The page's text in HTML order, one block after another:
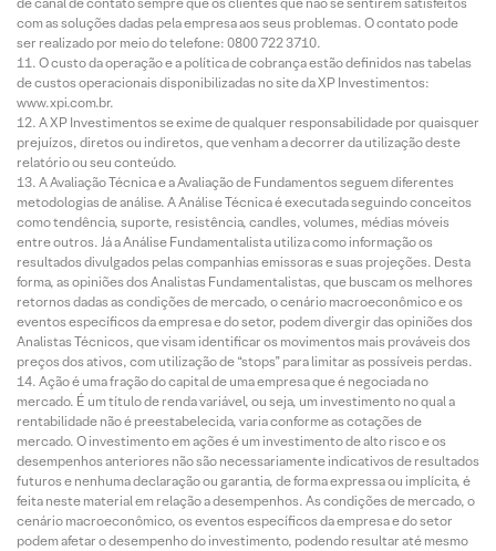
com as soluções dadas pela empresa aos seus problemas. O contato pode
ser realizado por meio do telefone: 0800 722 3710.
O custo da operação e a política de cobrança estão definidos nas tabelas
de custos operacionais disponibilizadas no site da XP Investimentos:
www.xpi.com.br.
A XP Investimentos se exime de qualquer responsabilidade por quaisquer
prejuízos, diretos ou indiretos, que venham a decorrer da utilização deste
relatório ou seu conteúdo.
A Avaliação Técnica e a Avaliação de Fundamentos seguem diferentes
metodologias de análise. A Análise Técnica é executada seguindo conceitos
como tendência, suporte, resistência, candles, volumes, médias móveis
entre outros. Já a Análise Fundamentalista utiliza como informação os
resultados divulgados pelas companhias emissoras e suas projeções. Desta
forma, as opiniões dos Analistas Fundamentalistas, que buscam os melhores
retornos dadas as condições de mercado, o cenário macroeconômico e os
eventos específicos da empresa e do setor, podem divergir das opiniões dos
Analistas Técnicos, que visam identificar os movimentos mais prováveis dos
preços dos ativos, com utilização de “stops” para limitar as possíveis perdas.
Ação é uma fração do capital de uma empresa que é negociada no
mercado. É um título de renda variável, ou seja, um investimento no qual a
rentabilidade não é preestabelecida, varia conforme as cotações de
mercado. O investimento em ações é um investimento de alto risco e os
desempenhos anteriores não são necessariamente indicativos de resultados
futuros e nenhuma declaração ou garantia, de forma expressa ou implícita, é
feita neste material em relação a desempenhos. As condições de mercado, o
cenário macroeconômico, os eventos específicos da empresa e do setor
podem afetar o desempenho do investimento, podendo resultar até mesmo